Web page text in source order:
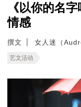
《以你的名
情感
撰文 女人迷（
艺文活动